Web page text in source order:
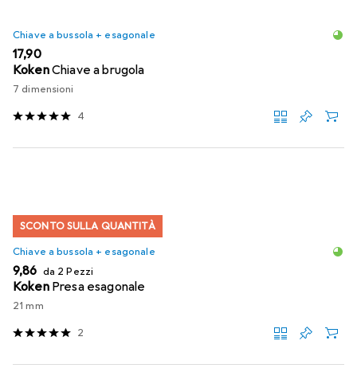
Chiave a bussola + esagonale
EUR
17,90
KokenChiave a brugola
7 dimensioni
4
SCONTO SULLA QUANTITÀ
Chiave a bussola + esagonale
EUR
9,86 da 2 Pezzi
Koken Presa esagonale
21 mm
2